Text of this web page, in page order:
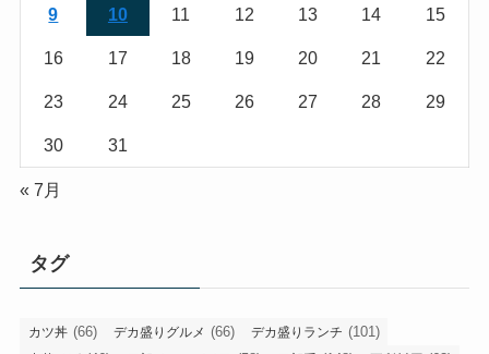
9 10 11 12 13 14 15
16 17 18 19 20 21 22
23 24 25 26 27 28 29
30 31
« 7月
タグ
カツ丼 (66) デカ盛りグルメ (66) デカ盛りランチ (101)